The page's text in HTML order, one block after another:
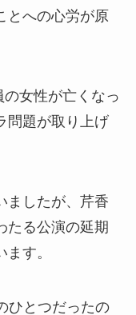
とへの心労が原
女性が亡くなっ
問題が取り上げ
ましたが、芹香
たる公演の延期
す。
ひとつだったの